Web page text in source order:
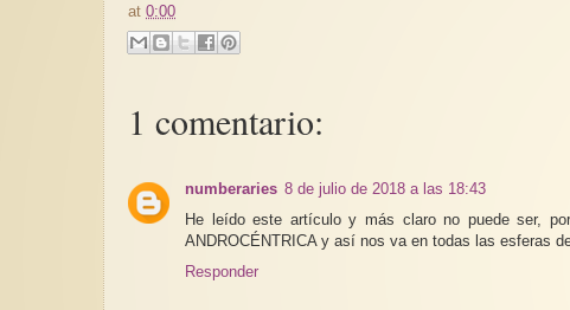
at0:00
1 comentario:
numberaries 8 de julio de 2018 a las 18:43
He leído este artículo y más claro no puede ser,
ANDROCÉNTRICA y así nos va en todas las esferas
Responder